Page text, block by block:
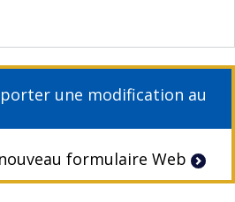
une modification au
formulaire Web